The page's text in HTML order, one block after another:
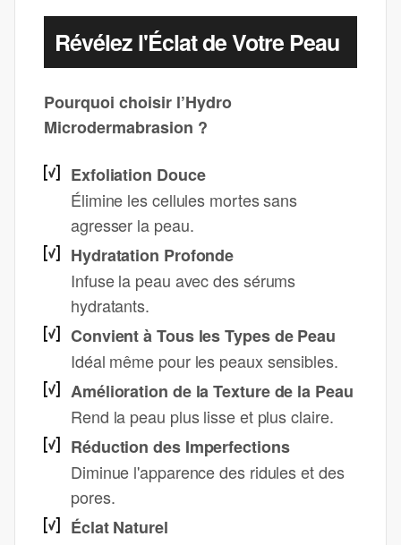
Révélez l'Éclat de Votre Peau
Pourquoi choisir l’Hydro
Microdermabrasion ?
Exfoliation Douce
Élimine les cellules mortes sans
agresser la peau.
Hydratation Profonde
Infuse la peau avec des sérums
hydratants.
Convient à Tous les Types de Peau
Idéal même pour les peaux sensibles.
Amélioration de la Texture de la Peau
Rend la peau plus lisse et plus claire.
Réduction des Imperfections
Diminue l'apparence des ridules et des
pores.
Éclat Naturel